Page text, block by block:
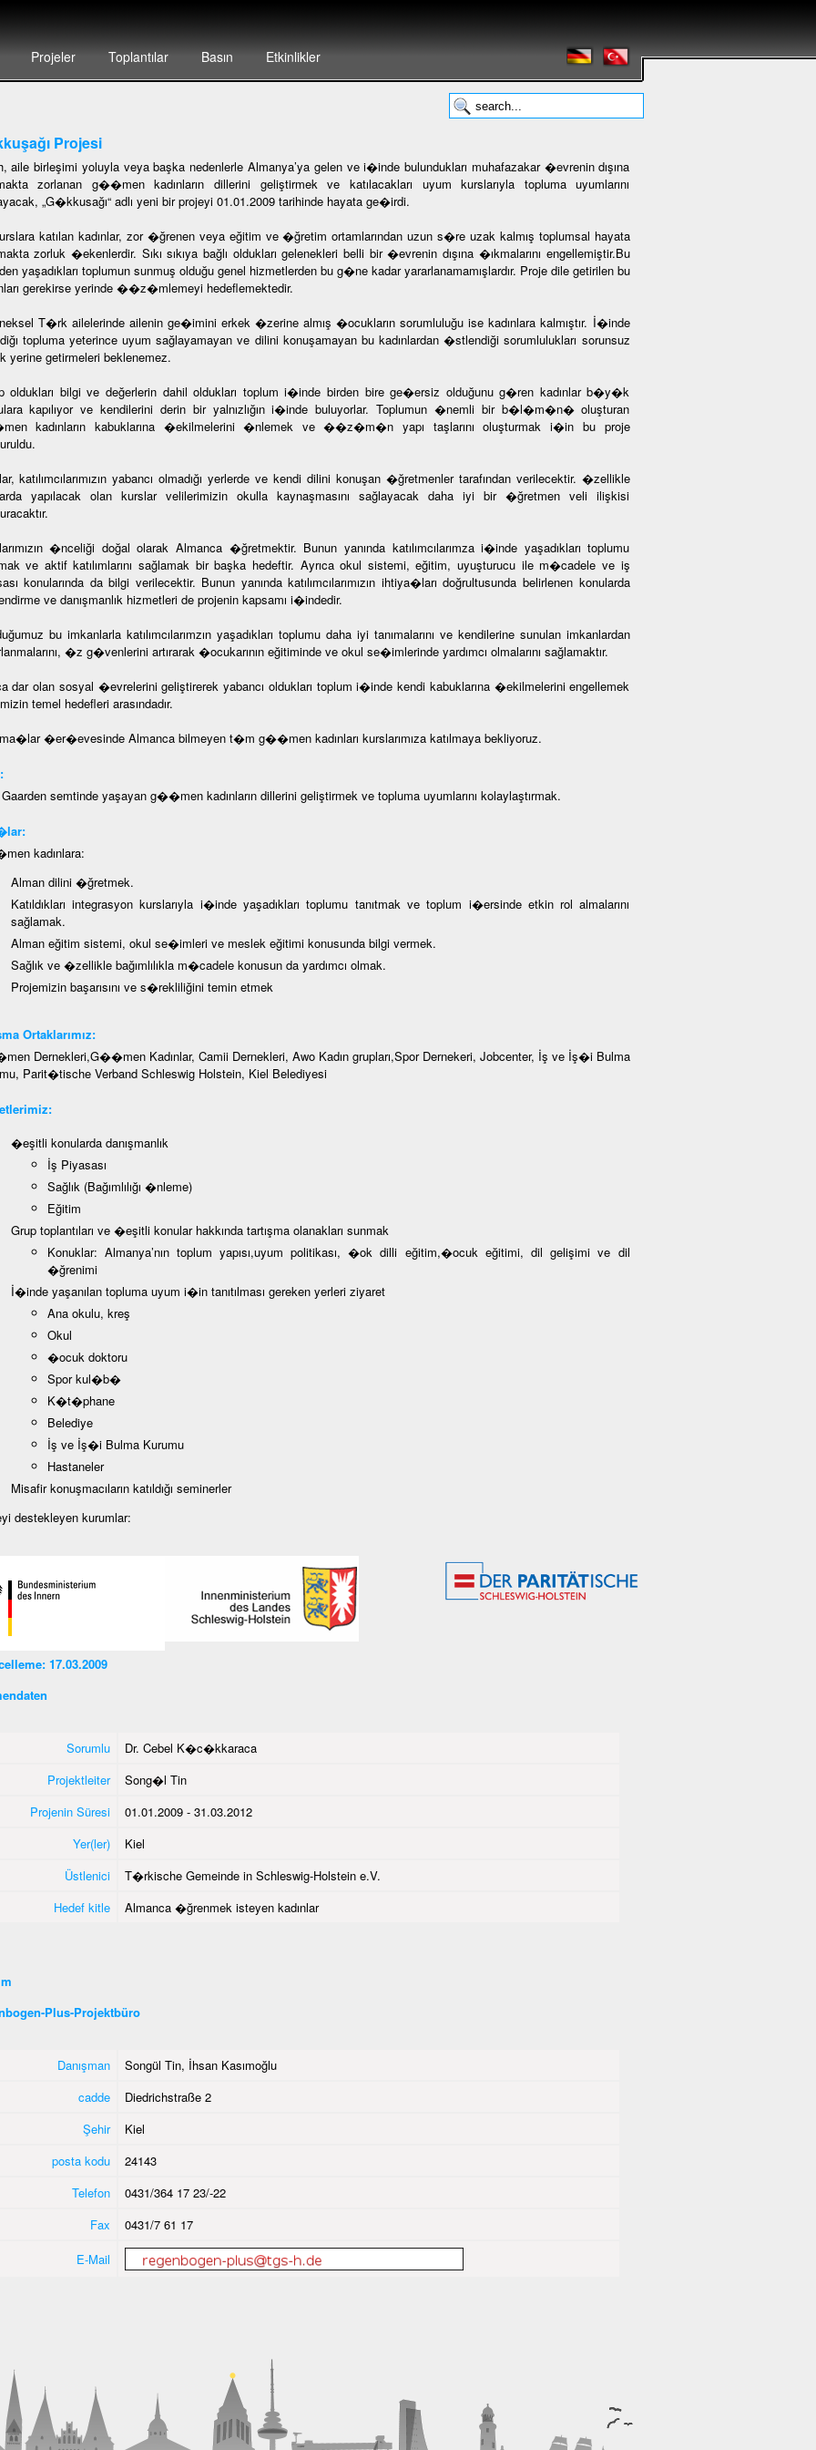
Projeler Toplantılar Basın Etkinlikler
Projesi
aile birleşimi yoluyla veya başka nedenlerle Almanya’ya gelen ve i�inde bulundukları muhafazakar �evrenin dışına
zorlanan g��men kadınların dillerini geliştirmek ve katılacakları uyum kurslarıyla topluma uyumlarını
„G�kkusağı“ adlı yeni bir projeyi 01.01.2009 tarihinde hayata ge�irdi.
katılan kadınlar, zor �ğrenen veya eğitim ve �ğretim ortamlarından uzun s�re uzak kalmış toplumsal hayata
zorluk �ekenlerdir. Sıkı sıkıya bağlı oldukları gelenekleri belli bir �evrenin dışına �ıkmalarını engellemiştir.Bu
yaşadıkları toplumun sunmuş olduğu genel hizmetlerden bu g�ne kadar yararlanamamışlardır. Proje dile getirilen bu
gerekirse yerinde ��z�mlemeyi hedeflemektedir.
T�rk ailelerinde ailenin ge�imini erkek �zerine almış �ocukların sorumluluğu ise kadınlara kalmıştır. İ�inde
topluma yeterince uyum sağlayamayan ve dilini konuşamayan bu kadınlardan �stlendiği sorumlulukları sorunsuz
yerine getirmeleri beklenemez.
oldukları bilgi ve değerlerin dahil oldukları toplum i�inde birden bire ge�ersiz olduğunu g�ren kadınlar b�y�k
kapılıyor ve kendilerini derin bir yalnızlığın i�inde buluyorlar. Toplumun �nemli bir b�l�m�n� oluşturan
kadınların kabuklarına �ekilmelerini �nlemek ve ��z�m�n yapı taşlarını oluşturmak i�in bu proje
katılımcılarımızın yabancı olmadığı yerlerde ve kendi dilini konuşan �ğretmenler tarafından verilecektir. �zellikle
yapılacak olan kurslar velilerimizin okulla kaynaşmasını sağlayacak daha iyi bir �ğretmen veli ilişkisi
�nceliği doğal olarak Almanca �ğretmektir. Bunun yanında katılımcılarımza i�inde yaşadıkları toplumu
ve aktif katılımlarını sağlamak bir başka hedeftir. Ayrıca okul sistemi, eğitim, uyuşturucu ile m�cadele ve iş
konularında da bilgi verilecektir. Bunun yanında katılımcılarımızın ihtiya�ları doğrultusunda belirlenen konularda
ve danışmanlık hizmetleri de projenin kapsamı i�indedir.
bu imkanlarla katılımcılarımzın yaşadıkları toplumu daha iyi tanımalarını ve kendilerine sunulan imkanlardan
�z g�venlerini artırarak �ocukarının eğitiminde ve okul se�imlerinde yardımcı olmalarını sağlamaktır.
dar olan sosyal �evrelerini geliştirerek yabancı oldukları toplum i�inde kendi kabuklarına �ekilmelerini engellemek
temel hedefleri arasındadır.
�er�evesinde Almanca bilmeyen t�m g��men kadınları kurslarımıza katılmaya bekliyoruz.
semtinde yaşayan g��men kadınların dillerini geliştirmek ve topluma uyumlarını kolaylaştırmak.
kadınlara:
Alman dilini �ğretmek.
Katıldıkları integrasyon kurslarıyla i�inde yaşadıkları toplumu tanıtmak ve toplum i�ersinde etkin rol almalarını
sağlamak.
Alman eğitim sistemi, okul se�imleri ve meslek eğitimi konusunda bilgi vermek.
Sağlık ve �zellikle bağımlılıkla m�cadele konusun da yardımcı olmak.
Projemizin başarısını ve s�rekliliğini temin etmek
Ortaklarımız:
Dernekleri,G��men Kadınlar, Camii Dernekleri, Awo Kadın grupları,Spor Dernekeri, Jobcenter, İş ve İş�i Bulma
Parit�tische Verband Schleswig Holstein, Kiel Belediyesi
�eşitli konularda danışmanlık
İş Piyasası
Sağlık (Bağımlılığı �nleme)
Eğitim
Grup toplantıları ve �eşitli konular hakkında tartışma olanakları sunmak
Konuklar: Almanya’nın toplum yapısı,uyum politikası, �ok dilli eğitim,�ocuk eğitimi, dil gelişimi ve dil
�ğrenimi
İ�inde yaşanılan topluma uyum i�in tanıtılması gereken yerleri ziyaret
Ana okulu, kreş
Okul
�ocuk doktoru
Spor kul�b�
K�t�phane
Belediye
İş ve İş�i Bulma Kurumu
Hastaneler
Misafir konuşmacıların katıldığı seminerler
destekleyen kurumlar:
17.03.2009
Sorumlu
Dr. Cebel K�c�kkaraca
Projektleiter
Song�l Tin
Projenin Süresi
01.01.2009 - 31.03.2012
Yer(ler)
Kiel
Üstlenici
T�rkische Gemeinde in Schleswig-Holstein e.V.
Hedef kitle
Almanca �ğrenmek isteyen kadınlar
Plus-Projektbüro
Danışman
Songül Tin, İhsan Kasımoğlu
cadde
Diedrichstraße 2
Şehir
Kiel
posta kodu
24143
Telefon
0431/364 17 23/-22
Fax
0431/7 61 17
E-Mail